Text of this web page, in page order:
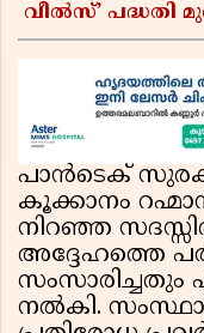
വീൽസ്’ പദ്ധതി
പാൻടെക്
കൂക്കാനം
നിറഞ്ഞ
അദ്ദേഹത്തെ
നൽകി.